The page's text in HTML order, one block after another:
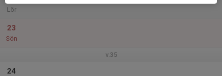
Lör
23
Sön
v.35
24